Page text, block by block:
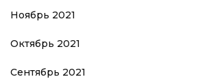
Ноябрь 2021
Октябрь 2021
Сентябрь 2021